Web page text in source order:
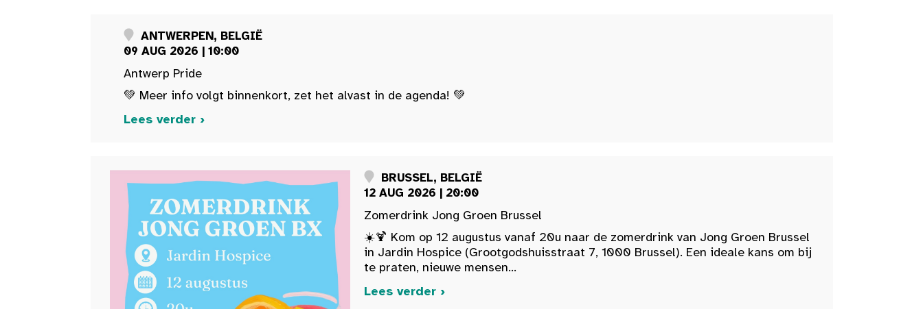
ANTWERPEN, BELGIË
09 AUG 2026 | 10:00
Antwerp Pride
💚 Meer info volgt binnenkort, zet het alvast in de agenda! 💚
Lees verder ›
BRUSSEL, BELGIË
12 AUG 2026 | 20:00
Zomerdrink Jong Groen Brussel
☀️🍹 Kom op 12 augustus vanaf 20u naar de zomerdrink van Jong Groen Brussel
in Jardin Hospice (Grootgodshuisstraat 7, 1000 Brussel). Een ideale kans om bij
te praten, nieuwe mensen...
Lees verder ›